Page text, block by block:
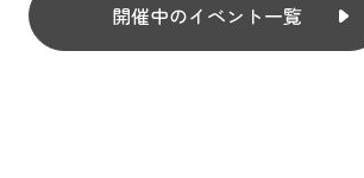
開催中のイベント一覧